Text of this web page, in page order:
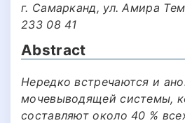
г. Самарканд, ул. Амира
233 08 41
Abstract
Нередко встречаются и
мочевыводящей системы,
составляют около 40 %